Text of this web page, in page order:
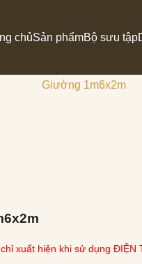
chủSản phẩmBộ sưu tập
Giường 1m6x2m
xuất hiện khi sử dụng